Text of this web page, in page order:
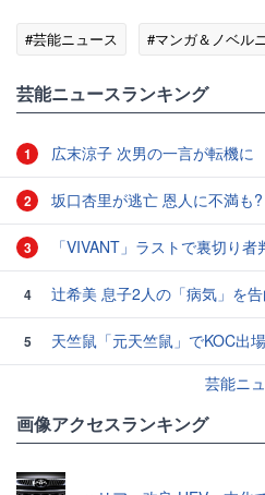
#芸能ニュース #マンガ＆ノベル
芸能ニュースランキング
1 広末涼子 次男の一言が転機に
2 坂口杏里が逃亡 恩人に不満も?
3 「VIVANT」ラストで裏切り者
4 辻希美 息子2人の「病気」を告
5
天竺鼠「元天竺鼠」でKOC出
芸能ニ
画像アクセスランキング